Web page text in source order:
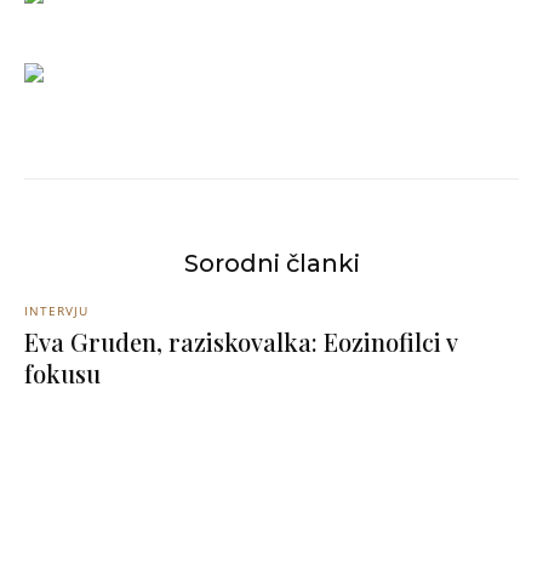
Sorodni članki
INTERVJU
Eva Gruden, raziskovalka: Eozinofilci v
fokusu